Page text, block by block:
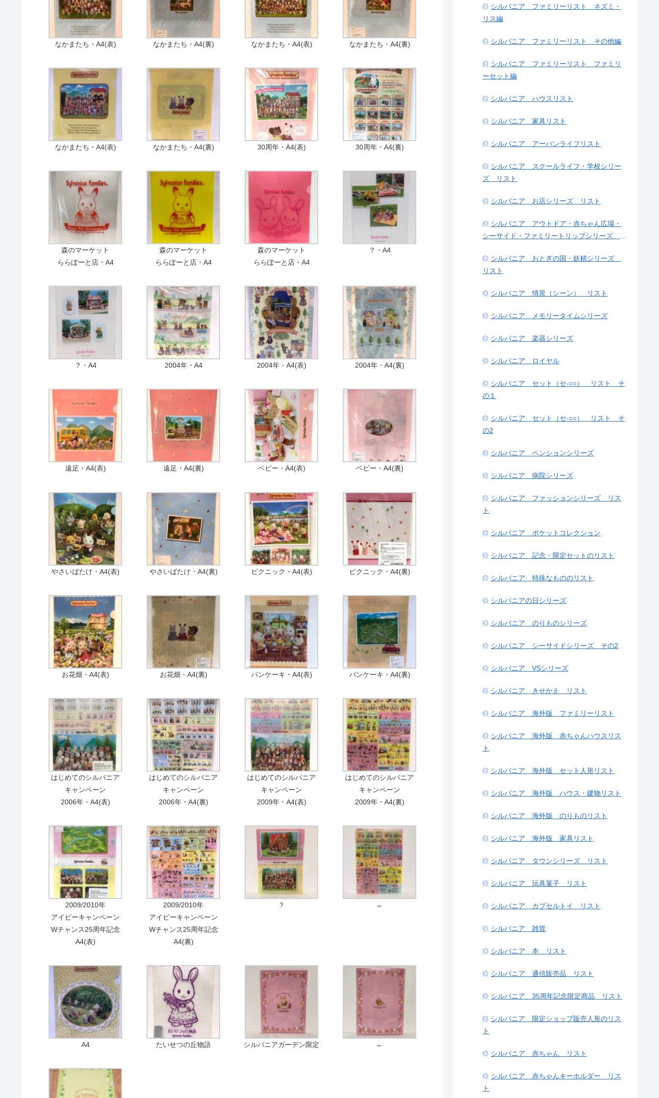
なかまたち・A4(表) なかまたち・A4(裏) なかまたち・A4(表) なかまたち・A4(裏)
なかまたち・A4(表) なかまたち・A4(裏) 30周年・A4(表) 30周年・A4(裏)
森のマーケット
ららぽーと店・A4
森のマーケット
ららぽーと店・A4
森のマーケット
ららぽーと店・A4
？・A4
？・A4 2004年・A4 2004年・A4(表) 2004年・A4(裏)
遠足・A4(表) 遠足・A4(裏) ベビー・A4(表) ベビー・A4(裏)
やさいばたけ・A4(表) やさいばたけ・A4(裏) ピクニック・A4(表) ピクニック・A4(裏)
お花畑・A4(表) お花畑・A4(裏) パンケーキ・A4(表) パンケーキ・A4(裏)
はじめてのシルバニア
キャンペーン
2006年・A4(表)
はじめてのシルバニア
キャンペーン
2006年・A4(裏)
はじめてのシルバニア
キャンペーン
2009年・A4(表)
はじめてのシルバニア
キャンペーン
2009年・A4(裏)
2009/2010年
アイビーキャンペーン
Wチャンス25周年記念
A4(表)
2009/2010年
アイビーキャンペーン
Wチャンス25周年記念
A4(裏)
？ ←
A4 たいせつの丘物語 シルバニアガーデン限定 ←
シルバニア ファミリーリスト ネズミ・
リス編
シルバニア ファミリーリスト その他編
シルバニア ファミリーリスト ファミリ
ーセット編
シルバニア ハウスリスト
シルバニア 家具リスト
シルバニア アーバンライフリスト
シルバニア スクールライフ・学校シリー
ズ リスト
シルバニア お店シリーズ リスト
シルバニア アウトドア・赤ちゃん広場・
シーサイド・ファミリートリップシリーズ リ
シルバニア おとぎの国・妖精シリーズ
リスト
シルバニア 情景（シーン） リスト
シルバニア メモリータイムシリーズ
シルバニア 楽器シリーズ
シルバニア ロイヤル
シルバニア セット（セ-○○） リスト そ
の１
シルバニア セット（セ-○○） リスト そ
の2
シルバニア ペンションシリーズ
シルバニア 病院シリーズ
シルバニア ファッションシリーズ リス
ト
シルバニア ポケットコレクション
シルバニア 記念・限定セットのリスト
シルバニア 特殊なもののリスト
シルバニアの日シリーズ
シルバニア のりものシリーズ
シルバニア シーサイドシリーズ その2
シルバニア VSシリーズ
シルバニア きせかえ リスト
シルバニア 海外版 ファミリーリスト
シルバニア 海外版 赤ちゃんハウスリス
ト
シルバニア 海外版 セット人形リスト
シルバニア 海外版 ハウス・建物リスト
シルバニア 海外版 のりものリスト
シルバニア 海外版 家具リスト
シルバニア タウンシリーズ リスト
シルバニア 玩具菓子 リスト
シルバニア カプセルトイ リスト
シルバニア 雑貨
シルバニア 本 リスト
シルバニア 通信販売品 リスト
シルバニア 35周年記念限定商品 リスト
シルバニア 限定ショップ販売人形のリス
ト
シルバニア 赤ちゃん リスト
シルバニア 赤ちゃんキーホルダー リス
ト